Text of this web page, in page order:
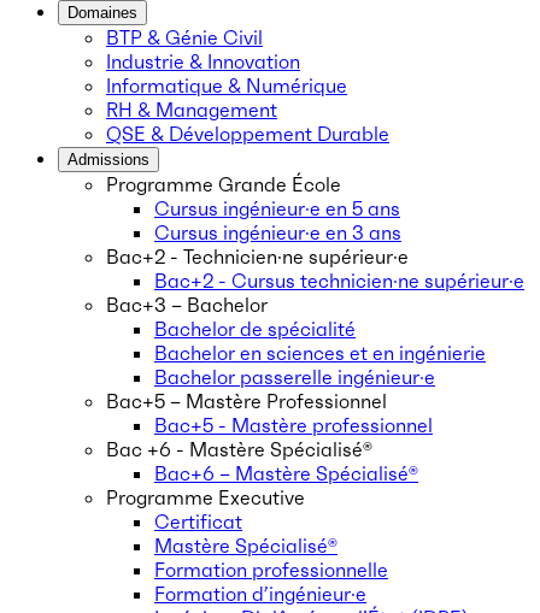
Domaines
BTP & Génie Civil
Industrie & Innovation
Informatique & Numérique
RH & Management
QSE & Développement Durable
Admissions
Programme Grande École
Cursus ingénieur·e en 5 ans
Cursus ingénieur·e en 3 ans
Bac+2 - Technicien·ne supérieur·e
Bac+2 - Cursus technicien·ne supérieur·e
Bac+3 – Bachelor
Bachelor de spécialité
Bachelor en sciences et en ingénierie
Bachelor passerelle ingénieur·e
Bac+5 – Mastère Professionnel
Bac+5 - Mastère professionnel
Bac +6 - Mastère Spécialisé®
Bac+6 – Mastère Spécialisé®
Programme Executive
Certificat
Mastère Spécialisé®
Formation professionnelle
Formation d’ingénieur·e